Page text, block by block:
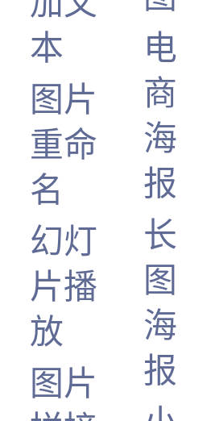
本
图片
重命
名
幻灯
片播
放
图片
电
商
海
报
长
图
海
报